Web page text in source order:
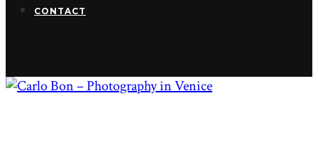
CONTACT